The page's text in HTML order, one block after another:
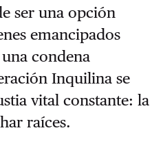
ser una opción
emancipados
condena
Inquilina se
vital constante: la
raíces.